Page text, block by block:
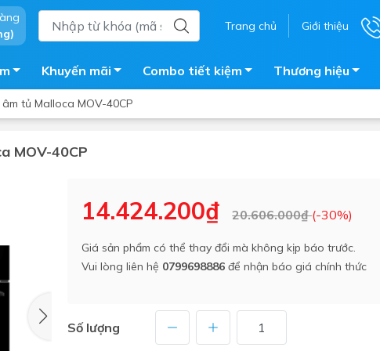
Trang chủ Giới thiệu
sen tắm
Máy tắm nước nóng điện
kiện nhà tắm
Chậu giặt
trời
Bồn bảo ôn
Bồn nhựa tự hoại
Vòi pha nóng lạnh
Vật tư
Khuyến mãi Combo tiết kiệm Thương hiệu
tủ Malloca MOV-40CP
MOV-40CP
14.424.200₫ 20.606.000₫(-30%)
Giá sản phẩm có thể thay đổi mà không kịp báo trước.
Vui lòng liên hệ 0799698886 để nhận báo giá chính thức
Số lượng